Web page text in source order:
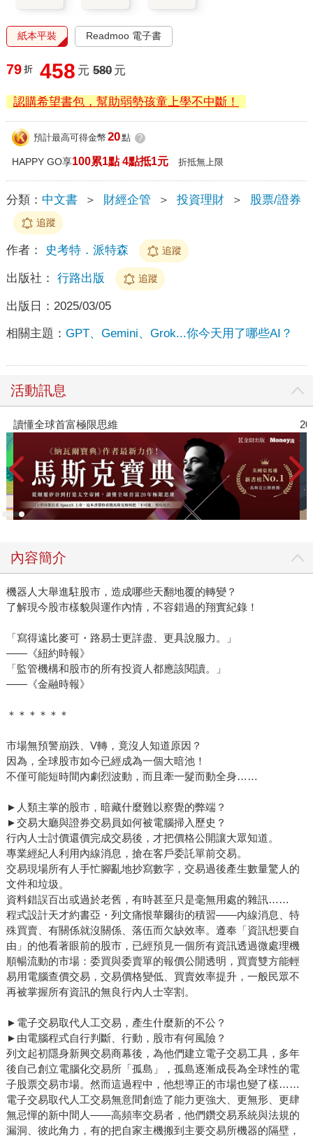
紙本平裝 Readmoo 電子書
79 折 458 元 580 元
認購希望書包，幫助弱勢孩童上學不中斷！
預計最高可得金幣 20點 ?
HAPPY GO享100累1點 4點抵1元 折抵無上限
分類： 中文書 ＞ 財經企管 ＞ 投資理財 ＞ 股票/證券
追蹤
作者： 史考特．派特森 追蹤
出版社： 行路出版 追蹤
出版日： 2025/03/05
相關主題： GPT、Gemini、Grok...你今天用了哪些AI？
活動訊息
2026年8月金石堂強力推薦
內容簡介
機器人大舉進駐股市，造成哪些天翻地覆的轉變？
了解現今股市樣貌與運作內情，不容錯過的翔實紀錄！
「寫得遠比麥可・路易士更詳盡、更具說服力。」
——《紐約時報》
「監管機構和股市的所有投資人都應該閱讀。」
——《金融時報》
＊＊＊＊＊＊
市場無預警崩跌、V轉，竟沒人知道原因？
因為，全球股市如今已經成為一個大暗池！
不僅可能短時間內劇烈波動，而且牽一髮而動全身……
►人類主掌的股市，暗藏什麼難以察覺的弊端？
►交易大廳與證券交易員如何被電腦掃入歷史？
行內人士討價還價完成交易後，才把價格公開讓大眾知道。
專業經紀人利用內線消息，搶在客戶委託單前交易。
交易現場所有人手忙腳亂地抄寫數字，交易過後產生數量驚人的
文件和垃圾。
資料錯誤百出或過於老舊，有時甚至只是毫無用處的雜訊……
程式設計天才約書亞・列文痛恨華爾街的積習——內線消息、特
殊買賣、有關係就沒關係、落伍而欠缺效率。遵奉「資訊想要自
由」的他看著眼前的股市，已經預見一個所有資訊透過微處理機
順暢流動的市場：委買與委賣單的報價公開透明，買賣雙方能輕
易用電腦查價交易，交易價格變低、買賣效率提升，一般民眾不
再被掌握所有資訊的無良行內人士宰割。
►電子交易取代人工交易，產生什麼新的不公？
►由電腦程式自行判斷、行動，股市有何風險？
列文起初隱身新興交易商幕後，為他們建立電子交易工具，多年
後自己創立電腦化交易所「孤島」，孤島逐漸成長為全球性的電
子股票交易市場。然而這過程中，他想導正的市場也變了樣……
電子交易取代人工交易無意間創造了能力更強大、更無形、更肆
無忌憚的新中間人——高頻率交易者，他們鑽交易系統與法規的
漏洞、彼此角力，有的把自家主機搬到主要交易所機器的隔壁，